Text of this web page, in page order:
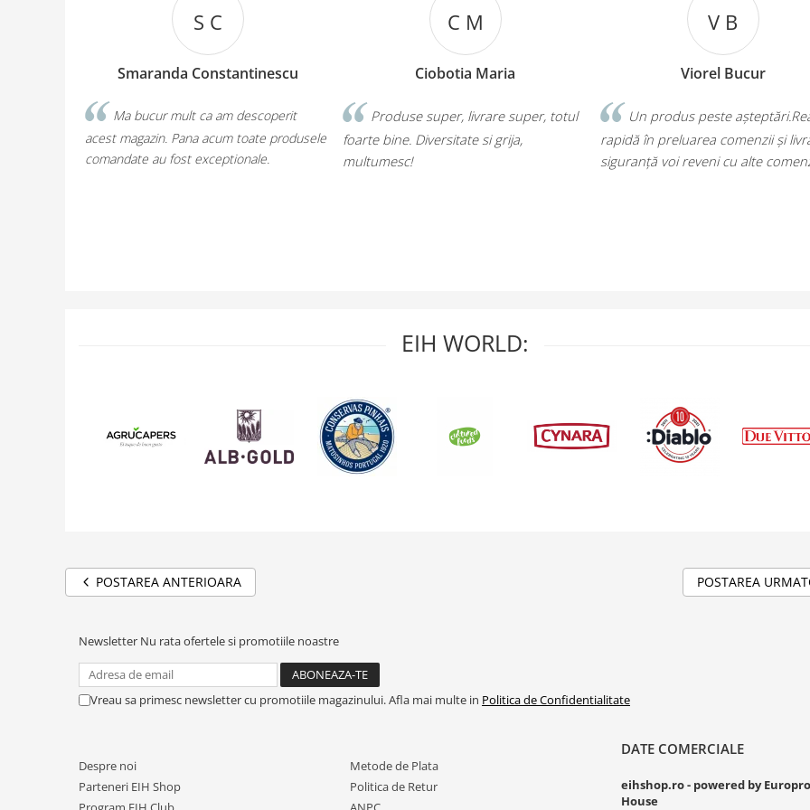
Constantinescu
mult ca am descoperit
Pana acum toate produsele
fost exceptionale.
Ciobotia Maria
Produse super, livrare super, totul
foarte bine. Diversitate si grija,
multumesc!
Un produs peste așteptări.Reactie
rapidă în preluarea comenzii și livrare.Cu
siguranță voi reveni cu alte comenzi.
Produsele
descrierea.
Recomand!
EIH WORLD:
POSTAREA
POSTAREA ANTERIOARA
Newsletter Nu rata ofertele si promotiile noastre
Vreau sa primesc newsletter cu promotiile magazinului. Afla mai multe in Politica de Confidentialitate
Despre noi
Parteneri EIH Shop
Metode de Plata
Politica de Retur
DATE COMERCIALE
eihshop.ro - powered by
House